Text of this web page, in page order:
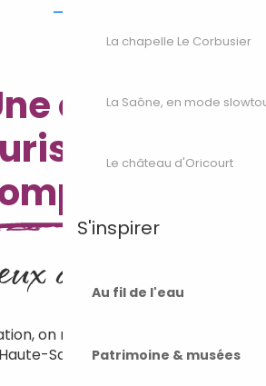
La chapelle Le Corbusier
La Saône, en mode
Le château d'Oricourt
S'inspirer
Au fil de l'eau
Patrimoine & musées
offre
de la main
on retrouve toutes l’offre
Saône